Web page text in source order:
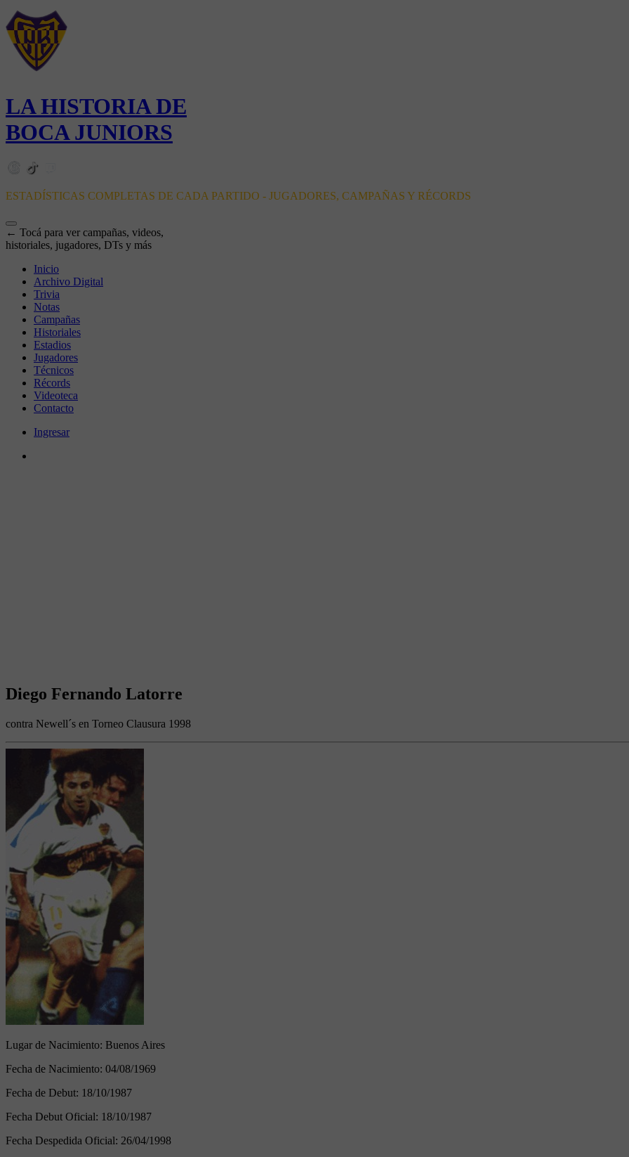
LA HISTORIA DE
BOCA JUNIORS
ESTADÍSTICAS COMPLETAS DE CADA PARTIDO - JUGADORES, CAMPAÑAS Y RÉCORDS
← Tocá para ver campañas, videos,
historiales, jugadores, DTs y más
Inicio
Archivo Digital
Trivia
Notas
Campañas
Historiales
Estadios
Jugadores
Técnicos
Récords
Videoteca
Contacto
Ingresar
Diego Fernando Latorre
contra Newell´s en Torneo Clausura 1998
Lugar de Nacimiento: Buenos Aires
Fecha de Nacimiento: 04/08/1969
Fecha de Debut: 18/10/1987
Fecha Debut Oficial: 18/10/1987
Fecha Despedida Oficial: 26/04/1998